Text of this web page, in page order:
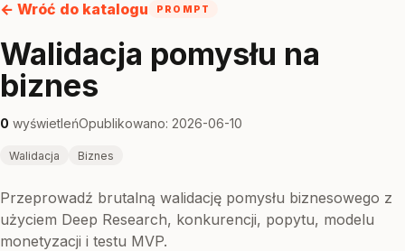
← Wróć do katalogu PROMPT
Walidacja pomysłu na
biznes
0 wyświetleńOpublikowano: 2026-06-10
Walidacja Biznes
Przeprowadź brutalną walidację pomysłu biznesowego z
użyciem Deep Research, konkurencji, popytu, modelu
monetyzacji i testu MVP.